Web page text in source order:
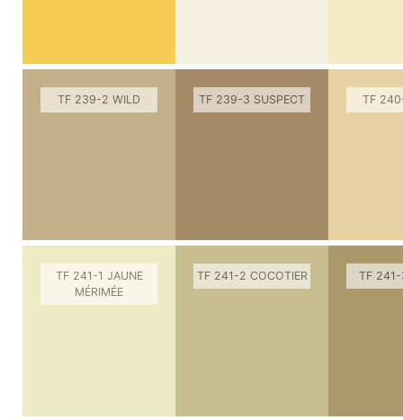
TF 239-2 WILD TF 239-3 SUSPECT TF
TF 241-1 JAUNE
MÉRIMÉE
TF 241-2 COCOTIER TF 241-